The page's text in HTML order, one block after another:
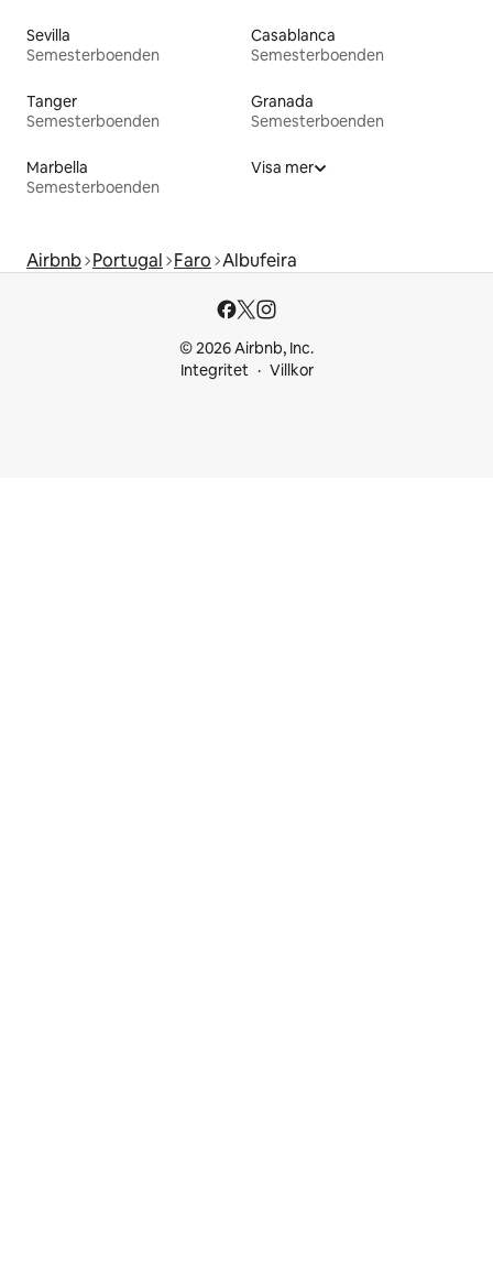
Sevilla
Semesterboenden
Casablanca
Semesterboenden
Tanger
Semesterboenden
Granada
Semesterboenden
Marbella
Semesterboenden
Visa mer
Airbnb Portugal Faro Albufeira
© 2026 Airbnb, Inc.
Integritet
Villkor